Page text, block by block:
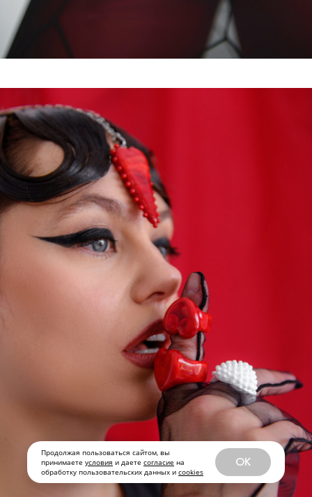
Продолжая пользоваться сайтом, вы
принимаете условия и даете согласие на
обработку пользовательских данных и cookies
OK